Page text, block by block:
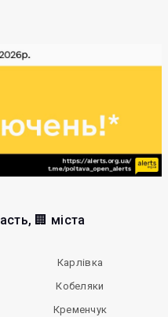
🏢 міста
Карлівка
Кобеляки
Кременчук